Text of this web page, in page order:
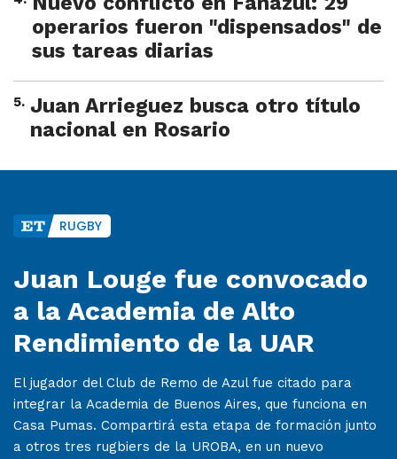
operarios fueron "dispensados" de
sus tareas diarias
5. Juan Arrieguez busca otro título
nacional en Rosario
RUGBY
Juan Louge fue convocado
a la Academia de Alto
Rendimiento de la UAR
El jugador del Club de Remo de Azul fue citado para
integrar la Academia de Buenos Aires, que funciona en
Casa Pumas. Compartirá esta etapa de formación junto
a otros tres rugbiers de la UROBA, en un nuevo